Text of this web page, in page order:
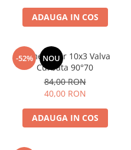
cauciucuri-
ADAUGA IN COS
-52% NOU
Camera Aer 10x3 Valva
Curbata 90°70
84,00 RON
40,00 RON
ADAUGA IN COS